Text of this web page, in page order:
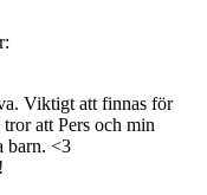
Viktigt att finnas för
att Pers och min
barn. <3